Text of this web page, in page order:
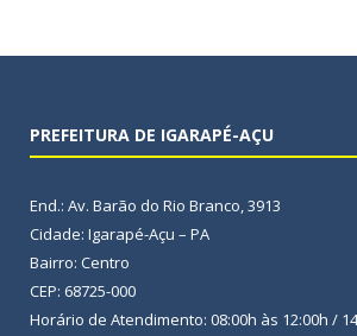
PREFEITURA DE IGARAPÉ-AÇU
End.: Av. Barão do Rio Branco, 3913
Cidade: Igarapé-Açu – PA
Bairro: Centro
CEP: 68725-000
Horário de Atendimento: 08:00h às 12:00h /